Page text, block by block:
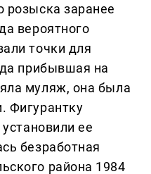
розыска заранее
вероятного
точки для
прибывшая на
муляж, она была
Фигурантку
ее
безработная
района 1984